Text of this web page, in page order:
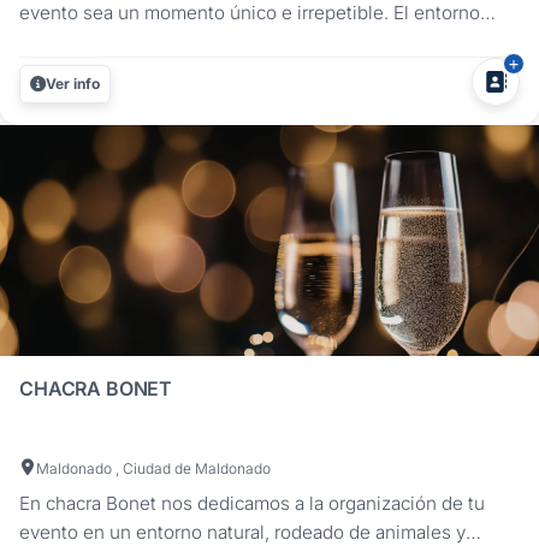
evento sea un momento único e irrepetible. El entorno
predio y sus cómodas instalaciones hacen posible el éxito
de su fiesta. Contamos con un parque de cinco hectáreas
muy...
Ver info
CHACRA BONET
Maldonado , Ciudad de Maldonado
En chacra Bonet nos dedicamos a la organización de tu
evento en un entorno natural, rodeado de animales y